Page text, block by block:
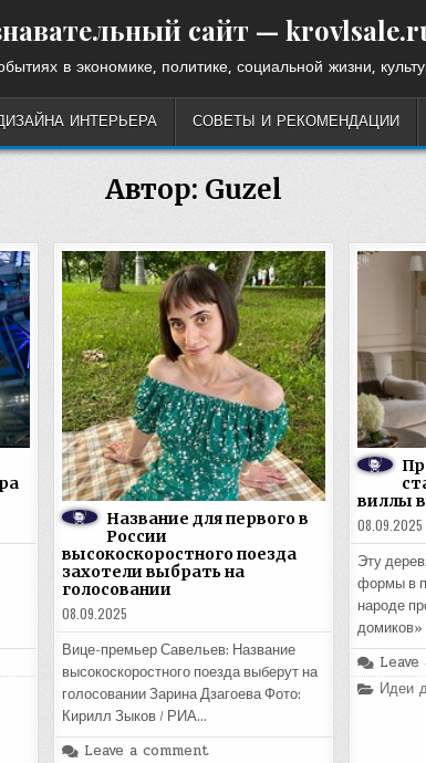
сайт —
в экономике, политике, социальной жизни,
ИНТЕРЬЕРА СОВЕТЫ И РЕКОМЕНДАЦИИ
Автор: Guzel
Название для первого в
России
высокоскоростного поезда
захотели выбрать на
голосовании
08.09.2025
Вице-премьер Савельев: Название
высокоскоростного поезда выберут на
голосовании Зарина Дзагоева Фото:
Кирилл Зыков / РИА…
Leave a comment
виллы
08.09.2025
Эту
формы в
народе
in
Идеи